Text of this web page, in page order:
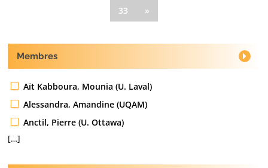
33 »
Membres
Aït Kabboura, Mounia (U. Laval)
Alessandra, Amandine (UQAM)
Anctil, Pierre (U. Ottawa)
[…]